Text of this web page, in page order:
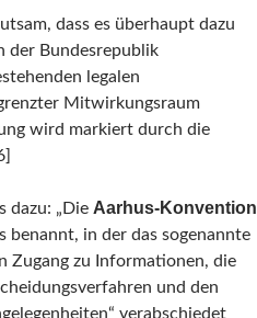
dass es überhaupt dazu
der Bundesrepublik
legalen
Mitwirkungsraum
wird markiert durch die
dazu: „Die Aarhus-Konvention
benannt, in der das sogenannte
Zugang zu Informationen, die
und den
verabschiedet